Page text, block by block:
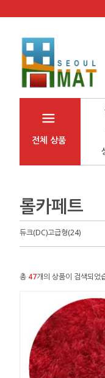
전체 상품
롤카페트
듀크(DC)고급형(24)
총 47개의 상품이 검색되었